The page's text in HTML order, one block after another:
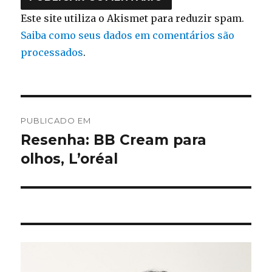
Este site utiliza o Akismet para reduzir spam.
Saiba como seus dados em comentários são
processados.
de
Post
PUBLICADO EM
Resenha: BB Cream para
olhos, L’oréal